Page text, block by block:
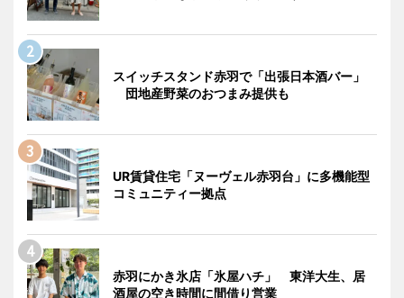
スイッチスタンド赤羽で「出張日本酒バー」
団地産野菜のおつまみ提供も
UR賃貸住宅「ヌーヴェル赤羽台」に多機能型
コミュニティー拠点
赤羽にかき氷店「氷屋ハチ」 東洋大生、居
酒屋の空き時間に間借り営業